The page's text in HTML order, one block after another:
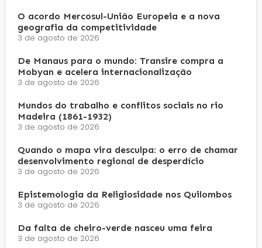
O acordo Mercosul-União Europeia e a nova
geografia da competitividade
3 de agosto de 2026
De Manaus para o mundo: Transire compra a
Mobyan e acelera internacionalização
3 de agosto de 2026
Mundos do trabalho e conflitos sociais no rio
Madeira (1861-1932)
3 de agosto de 2026
Quando o mapa vira desculpa: o erro de chamar
desenvolvimento regional de desperdício
3 de agosto de 2026
Epistemologia da Religiosidade nos Quilombos
3 de agosto de 2026
Da falta de cheiro-verde nasceu uma feira
3 de agosto de 2026